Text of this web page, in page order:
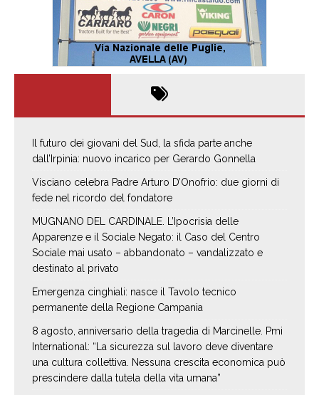
Il futuro dei giovani del Sud, la sfida parte anche
dall’Irpinia: nuovo incarico per Gerardo Gonnella
Visciano celebra Padre Arturo D’Onofrio: due giorni di
fede nel ricordo del fondatore
MUGNANO DEL CARDINALE. L’Ipocrisia delle
Apparenze e il Sociale Negato: il Caso del Centro
Sociale mai usato – abbandonato – vandalizzato e
destinato al privato
Emergenza cinghiali: nasce il Tavolo tecnico
permanente della Regione Campania
8 agosto, anniversario della tragedia di Marcinelle. Pmi
International: “La sicurezza sul lavoro deve diventare
una cultura collettiva. Nessuna crescita economica può
prescindere dalla tutela della vita umana”